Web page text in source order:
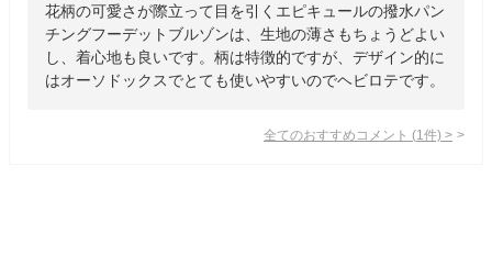
花柄の可愛さが際立って目を引くエピキュールの撥水パン
チングフーデットブルゾンは、生地の薄さもちょうどよい
し、着心地も良いです。柄は特徴的ですが、デザイン的に
はオーソドックスでとても使いやすいのでヘビロテです。
全てのおすすめコメント (1 件) >